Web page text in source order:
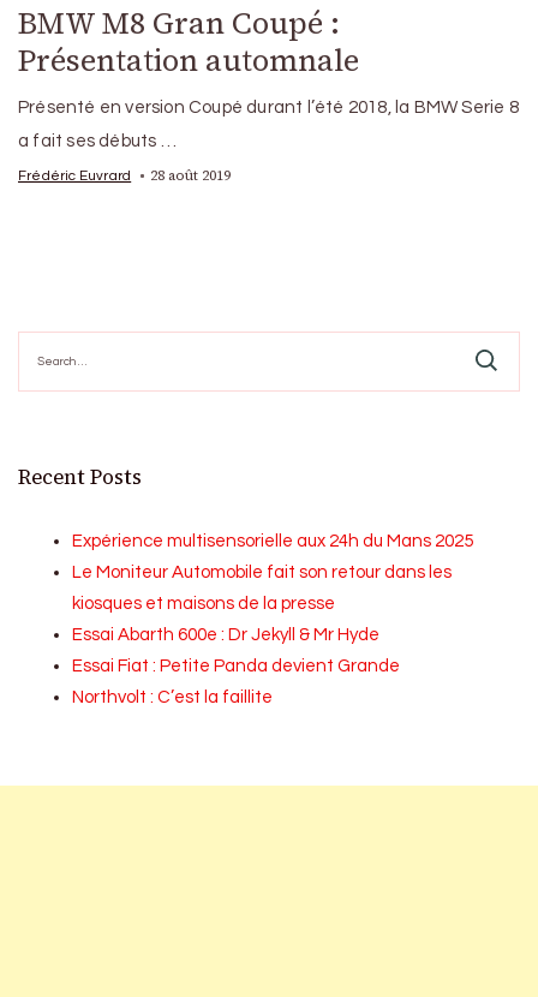
BMW M8 Gran Coupé :
Présentation automnale
Présenté en version Coupé durant l’été 2018, la BMW Serie 8
a fait ses débuts …
Frédéric Euvrard 28 août 2019
for:
Recent Posts
Expérience multisensorielle aux 24h du Mans 2025
Le Moniteur Automobile fait son retour dans les
kiosques et maisons de la presse
Essai Abarth 600e : Dr Jekyll & Mr Hyde
Essai Fiat : Petite Panda devient Grande
Northvolt : C’est la faillite